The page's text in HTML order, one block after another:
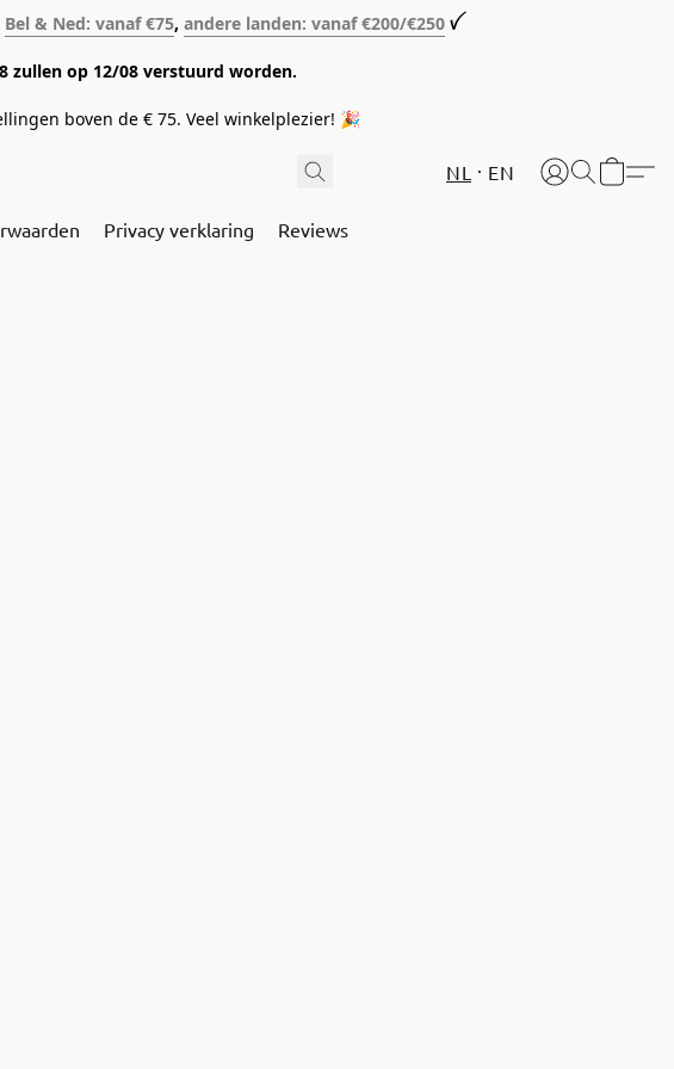
Bel & Ned: vanaf €75, andere landen: vanaf €200/€250 ꪜ
op 12/08 verstuurd worden.
boven de € 75. Veel winkelplezier! 🎉
NL EN
Privacy verklaring Reviews